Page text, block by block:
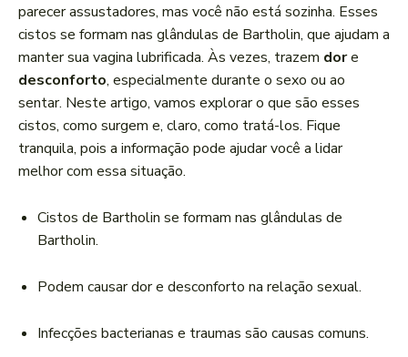
o
r
d
e
á
u
d
i
parecer assustadores, mas você não está sozinha. Esses
cistos se formam nas glândulas de Bartholin, que ajudam a
manter sua vagina lubrificada. Às vezes, trazem dore
desconforto, especialmente durante o sexo ou ao
sentar. Neste artigo, vamos explorar o que são esses
cistos, como surgem e, claro, como tratá-los. Fique
tranquila, pois a informação pode ajudar você a lidar
melhor com essa situação.
Cistos de Bartholin se formam nas glândulas de
Bartholin.
Podem causar dor e desconforto na relação sexual.
Infecções bacterianas e traumas são causas comuns.